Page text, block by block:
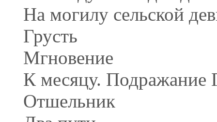
На могилу сельской
Грусть
Мгновение
К месяцу. Подражание
Отшельник